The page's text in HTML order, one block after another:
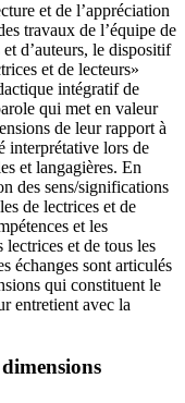
et de l’appréciation
travaux de l’équipe de
d’auteurs, le dispositif
et de lecteurs»
intégratif de
qui met en valeur
de leur rapport à
interprétative lors de
et langagières. En
des sens/significations
de lectrices et de
et les
lectrices et de tous les
échanges sont articulés
qui constituent le
entretient avec la